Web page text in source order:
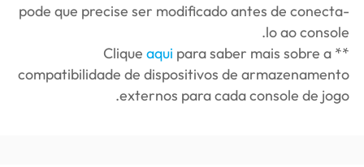
pode que precise ser modificado antes de conecta-
lo ao console.
** Clique
aqui para saber mais sobre a
compatibilidade de dispositivos de armazenamento
externos para cada console de jogo.